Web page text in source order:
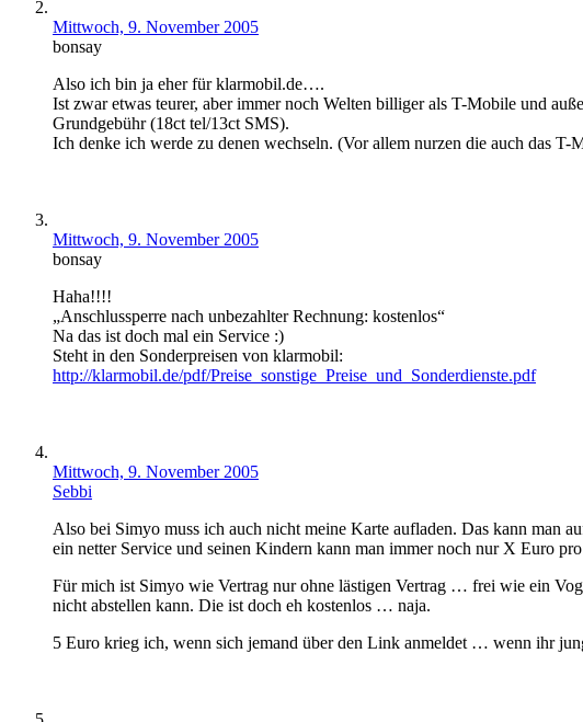
Mittwoch, 9. November 2005
bonsay
Also ich bin ja eher für klarmobil.de….
Ist zwar etwas teurer, aber immer noch Welten billiger als T-Mobile und
Grundgebühr (18ct tel/13ct SMS).
Ich denke ich werde zu denen wechseln. (Vor allem nurzen die auch das T-
Mittwoch, 9. November 2005
bonsay
Haha!!!!
„Anschlussperre nach unbezahlter Rechnung: kostenlos“
Na das ist doch mal ein Service :)
Steht in den Sonderpreisen von klarmobil:
http://klarmobil.de/pdf/Preise_sonstige_Preise_und_Sonderdienste.pdf
Mittwoch, 9. November 2005
Sebbi
Also bei Simyo muss ich auch nicht meine Karte aufladen. Das kann man
ein netter Service und seinen Kindern kann man immer noch nur X Euro
Für mich ist Simyo wie Vertrag nur ohne lästigen Vertrag … frei wie ein
nicht abstellen kann. Die ist doch eh kostenlos … naja.
5 Euro krieg ich, wenn sich jemand über den Link anmeldet … wenn ihr